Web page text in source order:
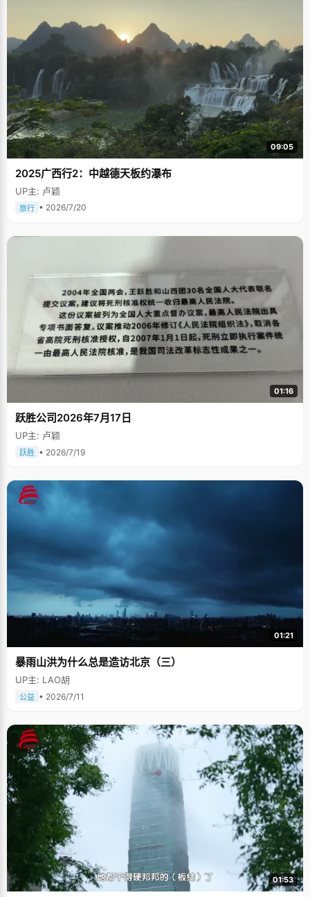
09:05
2025广西行2：中越德天板约瀑布
UP主: 卢颖
旅行 • 2026/7/20
01:16
跃胜公司2026年7月17日
UP主: 卢颖
跃胜 • 2026/7/19
01:21
暴雨山洪为什么总是造访北京（三）
UP主: LAO胡
公益 • 2026/7/11
01:53